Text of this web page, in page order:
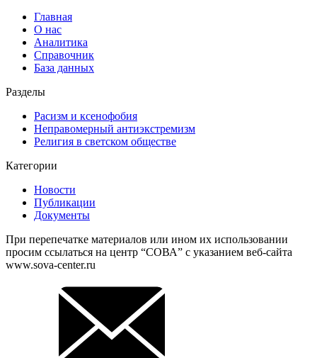
Главная
О нас
Аналитика
Справочник
База данных
Разделы
Расизм и ксенофобия
Неправомерный антиэкстремизм
Религия в светском обществе
Категории
Новости
Публикации
Документы
При перепечатке материалов или ином их использовании
просим ссылаться на центр “СОВА” с указанием веб-сайта
www.sova-center.ru